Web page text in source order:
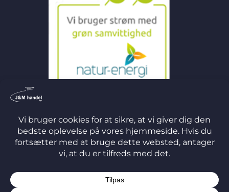
©
2026 J&M Handel ApS